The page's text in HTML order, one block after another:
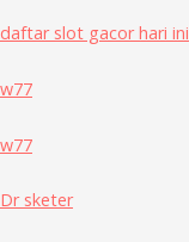
daftar slot gacor hari ini
w77
w77
Dr sketer